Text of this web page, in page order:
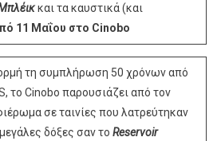
και τα καυστικά (και
11 Μαΐου στο Cinobo
τη συμπλήρωση 50 χρόνων από
το Cinobo παρουσιάζει από τον
σε ταινίες που λατρεύτηκαν
δόξες σαν το Reservoir